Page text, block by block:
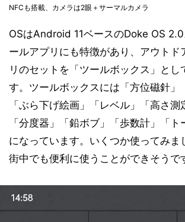
NFCも搭載、カメラは2眼＋サーマルカメラ
OSはAndroid 11ベースのDoke OS 2.0
ールアプリにも特徴があり、アウトド
リのセットを「ツールボックス」とし
す。ツールボックスには「方位磁針」
「ぶら下げ絵画」「レベル」「高さ測
「分度器」「鉛ボブ」「歩数計」「ト
になっています。いくつか使ってみま
街中でも便利に使うことができそうで